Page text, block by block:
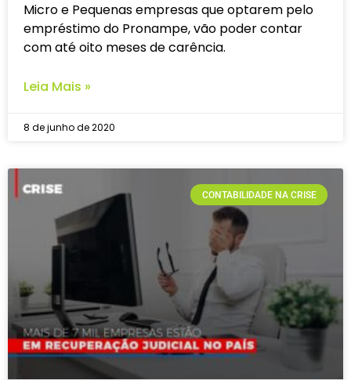
Micro e Pequenas empresas que optarem pelo
empréstimo do Pronampe, vão poder contar
com até oito meses de carência.
Leia Mais »
8 de junho de 2020
CONTABILIDADE NA CRISE